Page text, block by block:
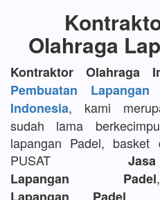
Olahraga
Kontraktor Olahraga
Pembuatan
Indonesia, kami
sudah lama
lapangan Padel, basket
PUSAT
Lapangan Padel